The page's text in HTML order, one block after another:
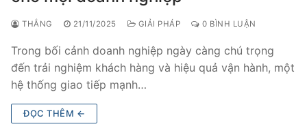
THẮNG 21/11/2025 GIẢI PHÁP 0 BÌNH LUẬN
Trong bối cảnh doanh nghiệp ngày càng chú trọng
đến trải nghiệm khách hàng và hiệu quả vận hành, một
hệ thống giao tiếp mạnh…
ĐỌC THÊM ←